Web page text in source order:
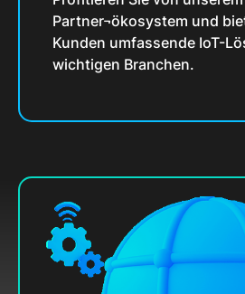
Partner¬ökosystem und
Kunden umfassende IoT-
wichtigen Branchen.